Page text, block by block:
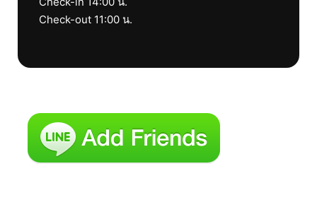
Check-out 11:00 น.